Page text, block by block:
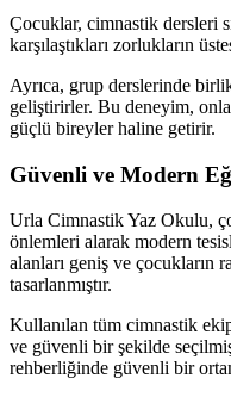
Çocuklar, cimnastik dersleri
karşılaştıkları zorlukların
Ayrıca, grup derslerinde
geliştirirler. Bu deneyim,
güçlü bireyler haline getirir.
Güvenli ve Modern
Urla Cimnastik Yaz Okulu,
önlemleri alarak modern
alanları geniş ve çocukların
tasarlanmıştır.
Kullanılan tüm cimnastik
ve güvenli bir şekilde
rehberliğinde güvenli bir